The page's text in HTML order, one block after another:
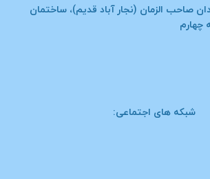
صاحب الزمان (نجار آباد قدیم)، ساختمان
شبکه های اجتماعی: